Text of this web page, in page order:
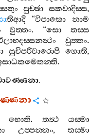
පුච‍්ඡා සකවාදිස‍්ස,
තිආදි“විපාකො
නාම
වුත‍්තං. “සො
තස‍්ස
වුත‍්තං.
සුචිපරිවාරොපි හොති,
.
.
හොති. තත්‍ථ
යස‍්මා
උප‍්පන‍්නං, තස‍්මා